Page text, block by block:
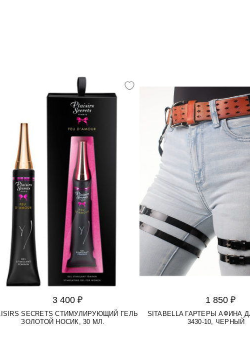
3 400 ₽
SECRETS СТИМУЛИРУЮЩИЙ ГЕЛЬ
ЗОЛОТОЙ НОСИК, 30 МЛ.
1 850 ₽
SITABELLA ГАРТЕРЫ АФИНА
3430-10, ЧЕРНЫЙ